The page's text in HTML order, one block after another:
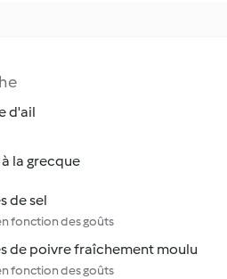
d'ail
la grecque
de sel
fonction des goûts
de poivre fraîchement moulu
fonction des goûts